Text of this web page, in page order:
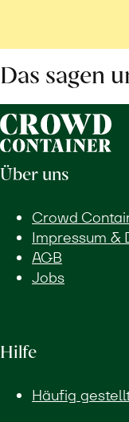
Das sagen
Über uns
Crowd
Impressum &
AGB
Jobs
Hilfe
Häufig